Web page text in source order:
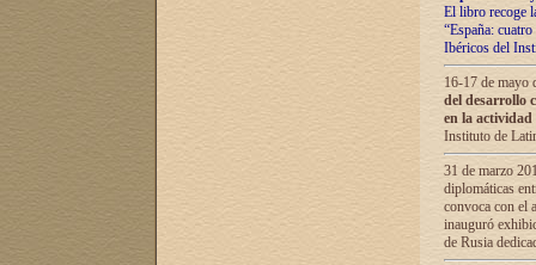
El libro recoge
“España:
Ibéricos del
16-17 de mayo
del desarrollo
en la
Instituto de
31 de marzo
diplomáticas
convoca con el
inauguró
de Rusia